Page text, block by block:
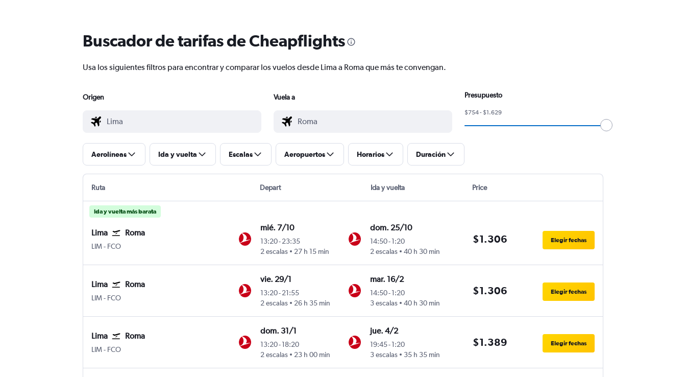
Buscador de tarifas de Cheapflights
Usa los siguientes filtros para encontrar y comparar los vuelos desde Lima a Roma que más te convengan.
Origen Vuela a Presupuesto
$754 - $1.629
Aerolíneas Ida y vuelta Escalas Aeropuertos Horarios Duración
Ruta Depart Ida y vuelta Price
Ida y vuelta más barata
Lima Roma
LIM- FCO
mié. 7/10
13:20-23:35
2 escalas
27 h 15 min
dom. 25/10
14:50-1:20
2 escalas
40 h 30 min
$1.306 Elegir fechas
Lima Roma
LIM- FCO
vie. 29/1
13:20-21:55
2 escalas
26 h 35 min
mar. 16/2
14:50-1:20
3 escalas
40 h 30 min
$1.306 Elegir fechas
Lima Roma
LIM- FCO
dom. 31/1
13:20-18:20
2 escalas
23 h 00 min
jue. 4/2
19:45-1:20
3 escalas
35 h 35 min
$1.389 Elegir fechas